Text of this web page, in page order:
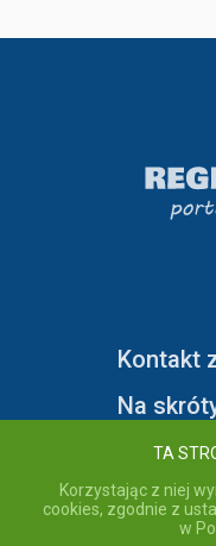
Kontakt
Na
TA
Korzystając z niej
cookies, zgodnie z
w